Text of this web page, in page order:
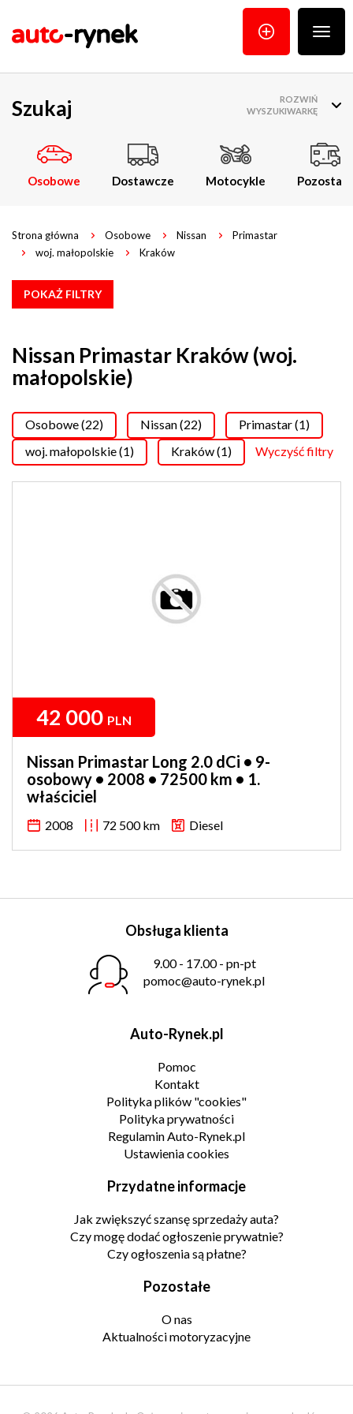
menu
Szukaj
Osobowe Dostawcze Motocykle Pozostałe
ROZWIŃ
WYSZUKIWARKĘ
Strona główna Osobowe Nissan
Primastar
woj. małopolskie
Kraków
POKAŻ FILTRY
Nissan Primastar Kraków (woj.
małopolskie)
Osobowe (22) Nissan (22)
Primastar (1)
woj. małopolskie (1)
Kraków (1) Wyczyść filtry
42 000 PLN
Nissan Primastar Long 2.0 dCi • 9-
osobowy • 2008 • 72500 km • 1.
właściciel
2008 72 500 km Diesel
Obsługa klienta
9.00 - 17.00 - pn-pt
pomoc@auto-rynek.pl
Auto-Rynek.pl
Pomoc
Kontakt
Polityka plików "cookies"
Polityka prywatności
Regulamin Auto-Rynek.pl
Ustawienia cookies
Przydatne informacje
Jak zwiększyć szansę sprzedaży auta?
Czy mogę dodać ogłoszenie prywatnie?
Czy ogłoszenia są płatne?
Pozostałe
O nas
Aktualności motoryzacyjne